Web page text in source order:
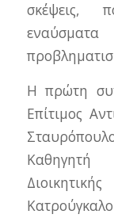
σκέψεις,
Η πρώτη
Επίτιμος
Καθηγητή